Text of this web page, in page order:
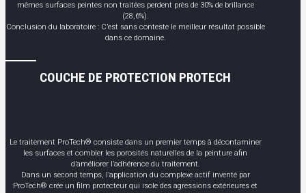
mêmes surfaces peintes non traitées perdent près de 30% de brillance
(28,6%).
Conclusion du laboratoire : C’est sans conteste le meilleur résultat possible
dans ce domaine.
COUCHE DE PROTECTION PROTECH
Le traitement ProTech® consiste dans un premier temps à décontaminer
les surfaces et combler les porosités naturelles de la peinture afin
d’améliorer l’adhérence du traitement.
Dans un second temps, l’application du complexe actif inventé par
ProTech® crée un film protecteur qui isole des agressions extérieures et